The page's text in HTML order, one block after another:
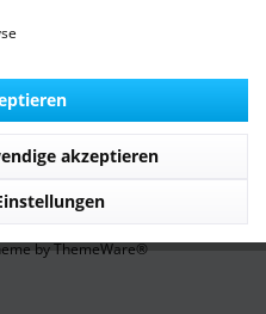
byThemeWare®
akzeptieren